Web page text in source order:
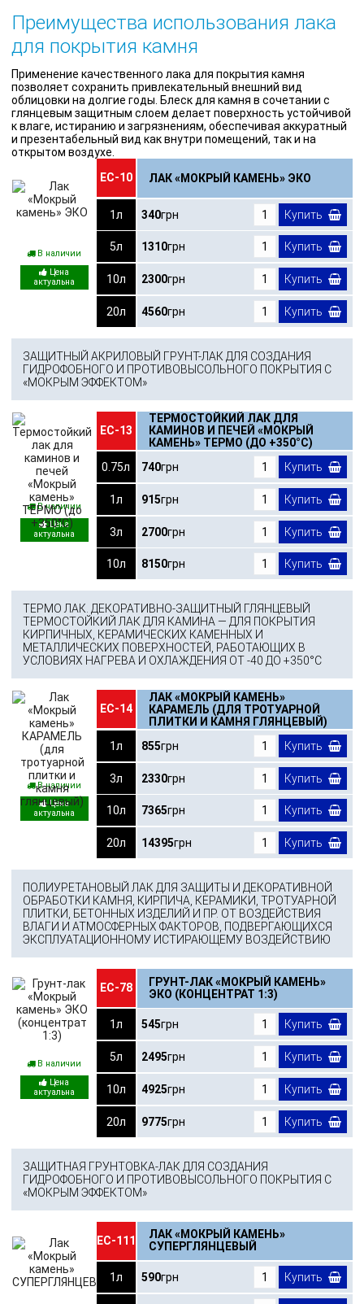
Преимущества использования лака
для покрытия камня
Применение качественного лака для покрытия камня
позволяет сохранить привлекательный внешний вид
облицовки на долгие годы. Блеск для камня в сочетании с
глянцевым защитным слоем делает поверхность устойчивой
к влаге, истиранию и загрязнениям, обеспечивая аккуратный
и презентабельный вид как внутри помещений, так и на
открытом воздухе.
В наличии
ЕС-10 ЛАК «МОКРЫЙ КАМЕНЬ» ЭКО
1л 340грн Купить
5л 1310грн Купить
10л 2300грн Купить
20л 4560грн Купить
ЗАЩИТНЫЙ АКРИЛОВЫЙ ГРУНТ-ЛАК ДЛЯ СОЗДАНИЯ
ГИДРОФОБНОГО И ПРОТИВОВЫСОЛЬНОГО ПОКРЫТИЯ С
«МОКРЫМ ЭФФЕКТОМ»
В наличии
ЕС-13
ТЕРМОСТОЙКИЙ ЛАК ДЛЯ
КАМИНОВ И ПЕЧЕЙ «МОКРЫЙ
КАМЕНЬ» ТЕРМО (ДО +350°С)
0.75л
740грн Купить
1л 915грн Купить
3л 2700грн Купить
10л 8150грн Купить
ТЕРМО ЛАК. ДЕКОРАТИВНО-ЗАЩИТНЫЙ ГЛЯНЦЕВЫЙ
ТЕРМОСТОЙКИЙ ЛАК ДЛЯ КАМИНА — ДЛЯ ПОКРЫТИЯ
КИРПИЧНЫХ, КЕРАМИЧЕСКИХ КАМЕННЫХ И
МЕТАЛЛИЧЕСКИХ ПОВЕРХНОСТЕЙ, РАБОТАЮЩИХ В
УСЛОВИЯХ НАГРЕВА И ОХЛАЖДЕНИЯ ОТ -40 ДО +350°С
В наличии
ЕС-14
ЛАК «МОКРЫЙ КАМЕНЬ»
КАРАМЕЛЬ (ДЛЯ ТРОТУАРНОЙ
ПЛИТКИ И КАМНЯ ГЛЯНЦЕВЫЙ)
1л
855грн Купить
3л 2330грн Купить
10л 7365грн Купить
20л 14395грн Купить
ПОЛИУРЕТАНОВЫЙ ЛАК ДЛЯ ЗАЩИТЫ И ДЕКОРАТИВНОЙ
ОБРАБОТКИ КАМНЯ, КИРПИЧА, КЕРАМИКИ, ТРОТУАРНОЙ
ПЛИТКИ, БЕТОННЫХ ИЗДЕЛИЙ И ПР. ОТ ВОЗДЕЙСТВИЯ
ВЛАГИ И АТМОСФЕРНЫХ ФАКТОРОВ, ПОДВЕРГАЮЩИХСЯ
ЭКСПЛУАТАЦИОННОМУ ИСТИРАЮЩЕМУ ВОЗДЕЙСТВИЮ
В наличии
ЕС-78
ГРУНТ-ЛАК «МОКРЫЙ КАМЕНЬ»
ЭКО (КОНЦЕНТРАТ 1:3)
1л 545грн Купить
5л 2495грн Купить
10л 4925грн Купить
20л 9775грн Купить
ЗАЩИТНАЯ ГРУНТОВКА-ЛАК ДЛЯ СОЗДАНИЯ
ГИДРОФОБНОГО И ПРОТИВОВЫСОЛЬНОГО ПОКРЫТИЯ С
«МОКРЫМ ЭФФЕКТОМ»
ЕС-111
ЛАК «МОКРЫЙ КАМЕНЬ»
СУПЕРГЛЯНЦЕВЫЙ
1л 590грн Купить